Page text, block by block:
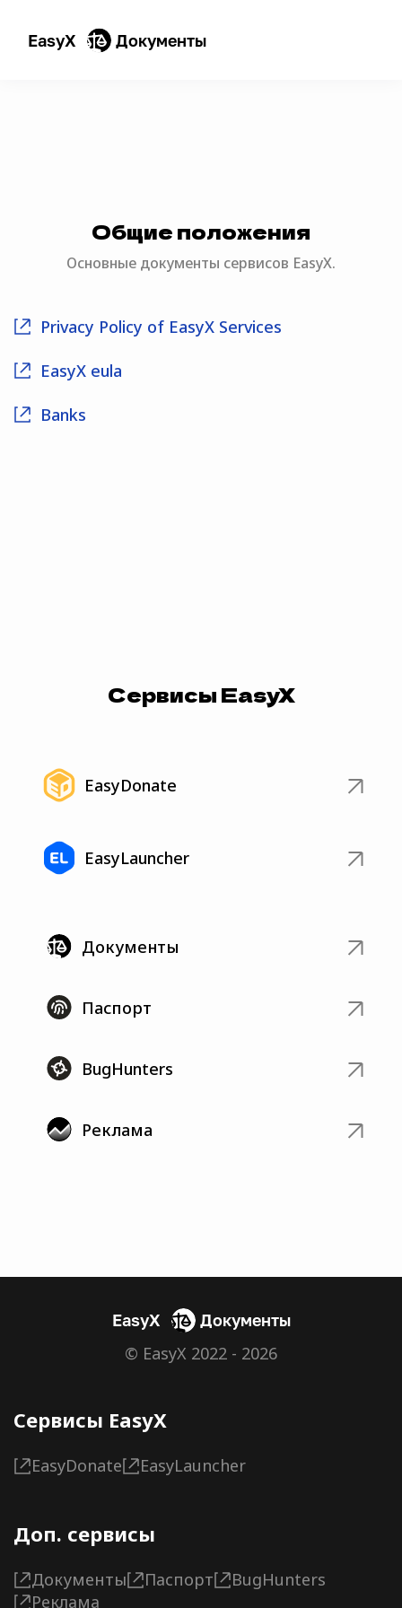
EasyX Документы
Общие положения
Основные документы сервисов EasyX.
Pri­va­cy Pol­i­cy of EasyX Services
EasyX eula
Banks
Сервисы EasyX
EasyDonate
EasyLauncher
Документы
Паспорт
BugHunters
Реклама
EasyX Документы
© EasyX 2022 - 2026
Доп. сервисы
Документы Паспорт
BugHunters
Реклама
Сервисы EasyX
EasyDonate EasyLauncher